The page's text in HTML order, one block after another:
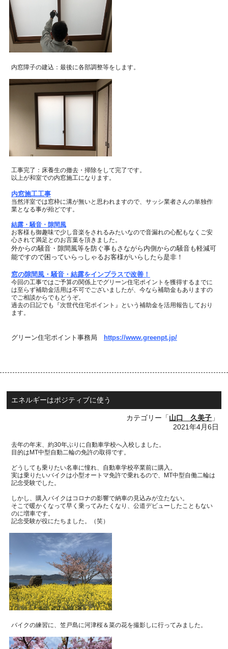
内窓障子の建込：最後に各部調整等をします。
工事完了：床養生の撤去・掃除をして完了です。
以上が和室での内窓施工になります。
内窓施工工事
当然洋室では窓枠に溝が無いと思われますので、 サッシ業者さんの単独作
業となる事が殆どです。
結露・騒音・隙間風
お客様も御趣味で少し音楽をされるみたいなので音漏れの心配もなく ご安
心されて満足とのお言葉を頂きました。
外からの騒音・隙間風等を防ぐ事もさながら内側からの騒音も軽減可
能ですので困っていらっしゃるお客様がいらしたら是非！
窓の隙間風・騒音・結露をインプラスで改善！
今回の工事ではご予算の関係上でグリーン住宅ポイントを獲得するまでに
は至らず補助金活用は不可でございましたが、今なら補助金もありますの
でご相談からでもどうぞ。
過去の日記でも『次世代住宅ポイント』という補助金を活用報告しており
ます。
グリーン住宅ポイント事務局 https://www.greenpt.jp/
エネルギーはポジティブに使う
カテゴリー「山口 久美子 」
2021年4月6日
去年の年末、約30年ぶりに自動車学校へ入校しました。
目的は MT中型自動二輪の免許の取得です。
どうしても乗りたい名車に憧れ、自動車学校卒業前に購入。
実は乗りたいバイクは小型オートマ免許で乗れるので、
MT中型自働二輪は
記念受験でした。
しかし、購入バイクはコロナの影響で納車の見込みが立たない。
そこで暖かくなって早く乗ってみたくなり、公道デビューしたこともない
のに増車です。
記念受験が役にたちました。（笑）
バイクの練習に、笠戸島に河津桜＆菜の花を撮影しに行ってみました。